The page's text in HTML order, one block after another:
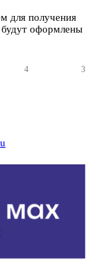
для получения
будут оформлены
4 3